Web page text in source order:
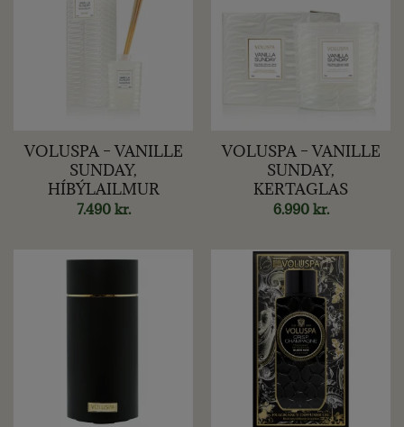
VOLUSPA – VANILLE
SUNDAY,
HÍBÝLAILMUR
7.490 kr.
VOLUSPA – VANILLE
SUNDAY,
KERTAGLAS
6.990 kr.